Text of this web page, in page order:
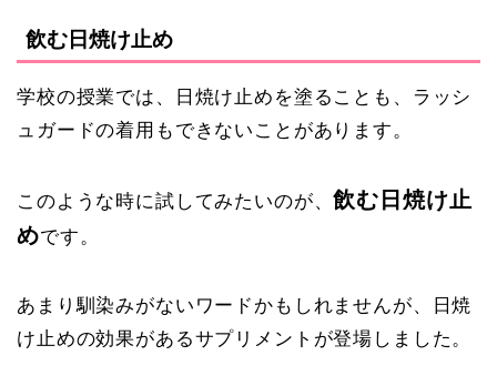
飲む日焼け止め
学校の授業では、日焼け止めを塗ることも、ラッシ
ュガードの着用もできないことがあります。
このような時に試してみたいのが、飲む日焼け止
めです。
あまり馴染みがないワードかもしれませんが、日焼
け止めの効果があるサプリメントが登場しました。